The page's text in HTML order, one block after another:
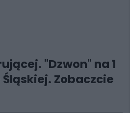
"Dzwon" na 1
Zobaczcie